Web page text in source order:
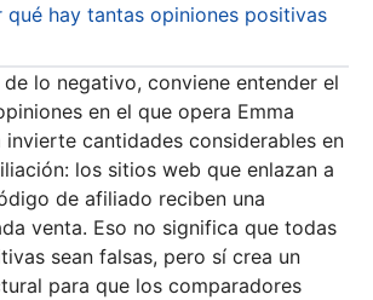
hay tantas opiniones positivas
lo negativo, conviene entender el
en el que opera Emma
invierte cantidades considerables en
los sitios web que enlazan a
de afiliado reciben una
venta. Eso no significa que todas
sean falsas, pero sí crea un
para que los comparadores